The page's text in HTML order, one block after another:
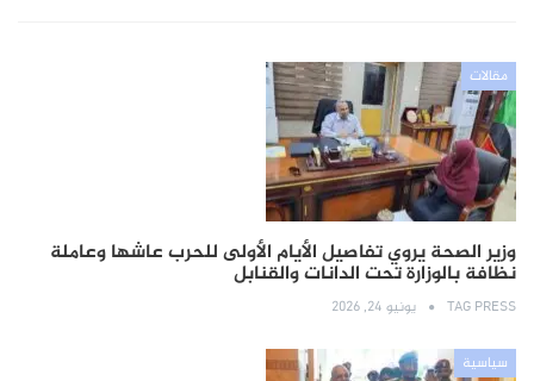
مقالات
وزير الصحة يروي تفاصيل الأيام الأولى للحرب عاشها وعاملة
نظافة بالوزارة تحت الدانات والقنابل
TAG PRESS يونيو 24, 2026
سياسية